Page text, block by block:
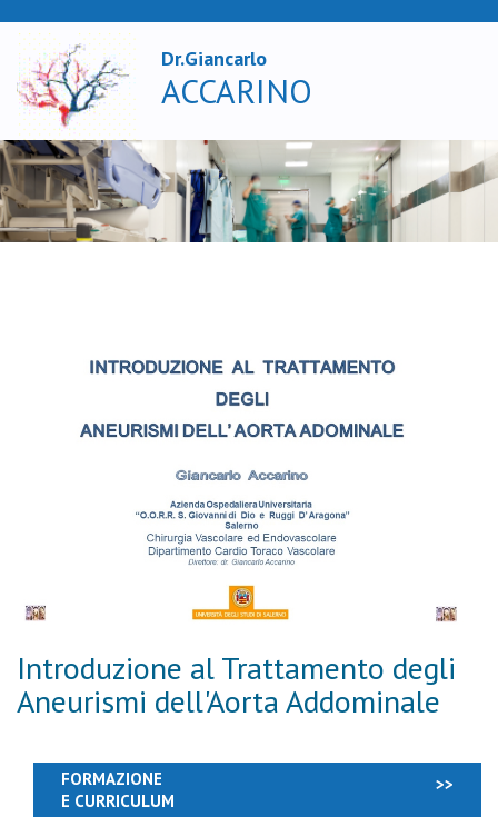
Dr.Giancarlo
ACCARINO
X
Introduzione al Trattamento degli
Aneurismi dell'Aorta Addominale
FORMAZIONE
E CURRICULUM